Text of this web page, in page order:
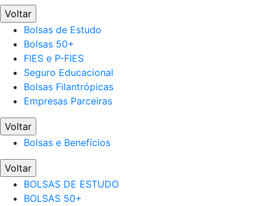
Voltar
Bolsas de Estudo
Bolsas 50+
FIES e P-FIES
Seguro Educacional
Bolsas Filantrópicas
Empresas Parceiras
Voltar
Bolsas e Benefícios
Voltar
BOLSAS DE ESTUDO
BOLSAS 50+